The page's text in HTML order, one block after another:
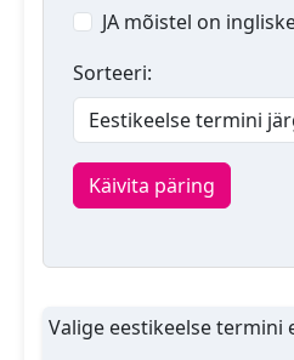
JA mõistel on
Sorteeri:
Käivita päring
Valige eestikeelse termini